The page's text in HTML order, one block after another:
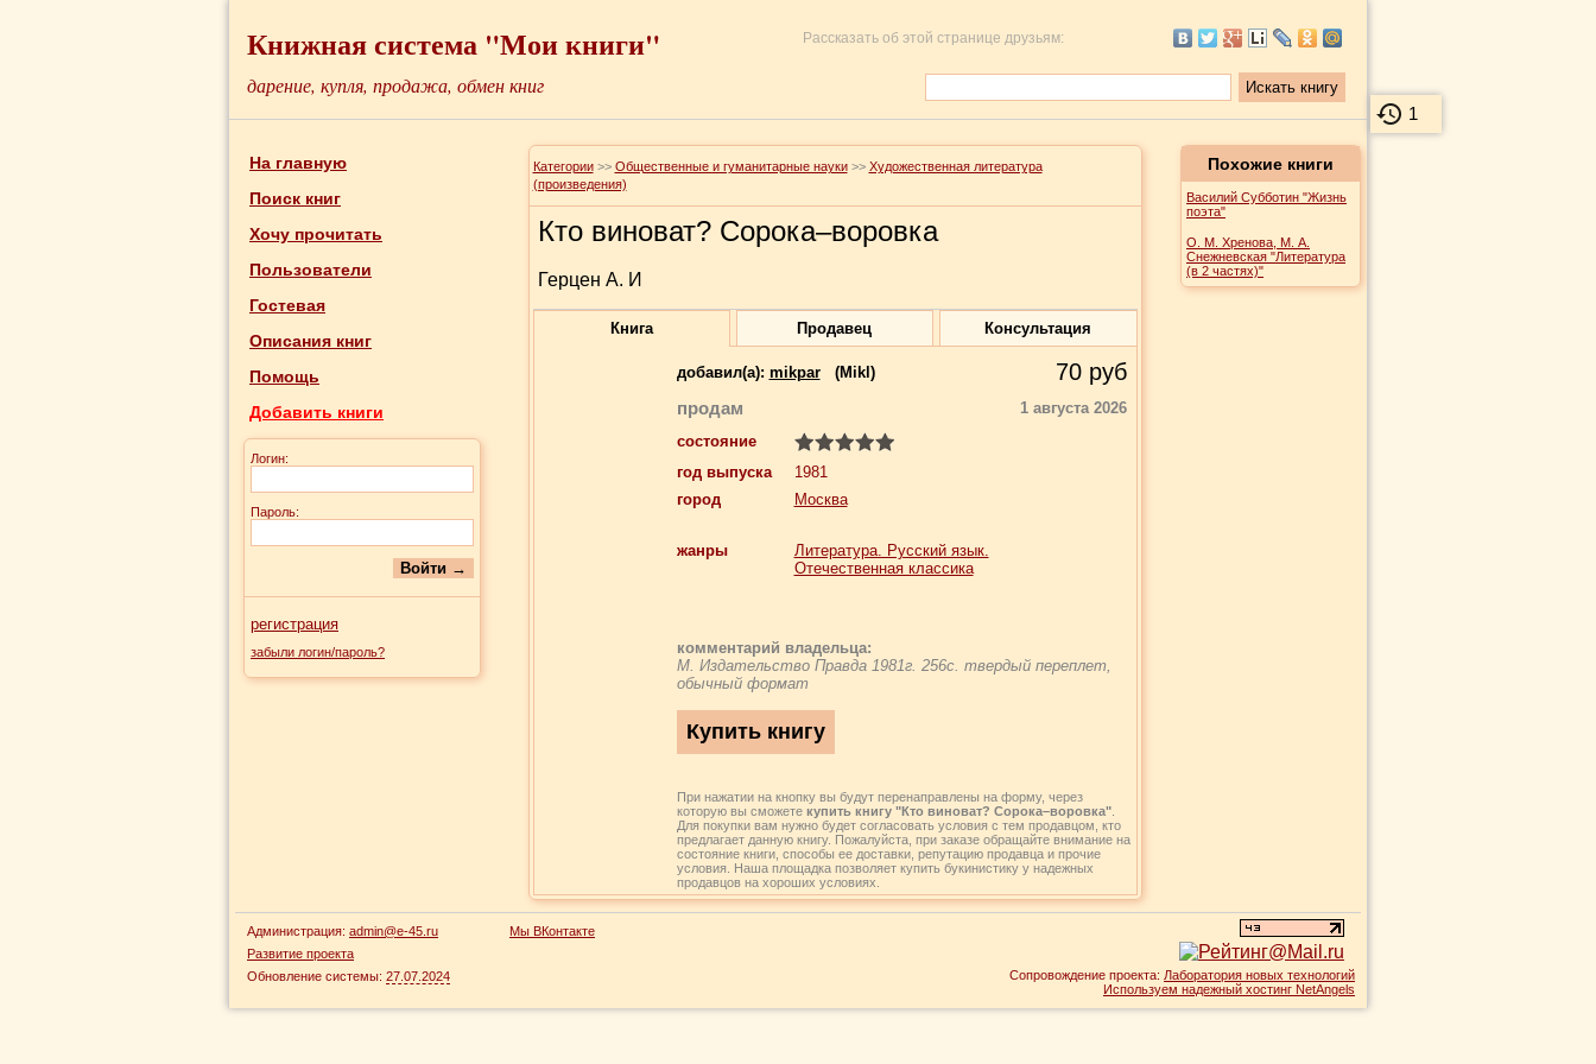
1
Книжная система "Мои книги" Рассказать об этой странице друзьям:
дарение, купля, продажа, обмен книг
На главную
Поиск книг
Хочу прочитать
Пользователи
Гостевая
Описания книг
Помощь
Добавить книги
Логин:
Пароль:
регистрация
забыли логин/пароль?
Категории >> Общественные и гуманитарные науки >> Художественная литература
(произведения)
Кто виноват? Сорока–воровка
Герцен А. И
Книга Продавец Консультация
добавил(a): mikpar (Mikl) 70 руб
продам
1 августа 2026
состояние
год выпуска
1981
город
Москва
жанры
Литература. Русский язык.
Отечественная классика
комментарий владельца:
М. Издательство Правда 1981г. 256с. твердый переплет,
обычный формат
При нажатии на кнопку вы будут перенаправлены на форму, через
которую вы сможете купить книгу "Кто виноват? Сорока–воровка".
Для покупки вам нужно будет согласовать условия с тем продавцом, кто
предлагает данную книгу. Пожалуйста, при заказе обращайте внимание на
состояние книги, способы ее доставки, репутацию продавца и прочие
условия. Наша площадка позволяет купить букинистику у надежных
продавцов на хороших условиях.
Похожие книги
Василий Субботин "Жизнь
поэта"
О. М. Хренова, М. А.
Снежневская "Литература
(в 2 частях)"
Администрация: admin@e-45.ru
Развитие проекта
Обновление системы: 27.07.2024
Мы ВКонтакте
Сопровождение проекта: Лаборатория новых технологий
Используем надежный хостинг NetAngels